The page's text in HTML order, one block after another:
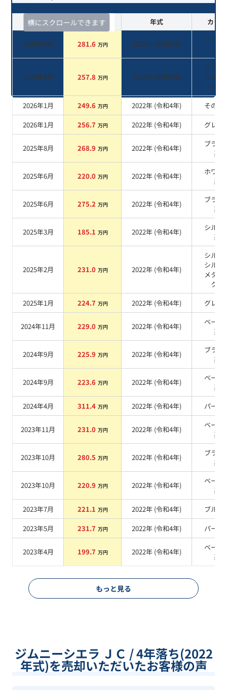
横にスクロールできます
査定時期 セルカ実績 年式 カラー
2026年6月 281.6 万円 2022年 (令和4年)
ベージ
系
2026年4月 257.8 万円 2022年 (令和4年)
ピュア
ワイト
ール
2026年1月
249.6 万円 2022年 (令和4年) その他
2026年1月
256.7 万円 2022年 (令和4年) グレー
2025年8月 268.9 万円 2022年 (令和4年)
ブラウ
系
2025年6月 220.0 万円 2022年 (令和4年)
ホワイ
系
2025年6月 275.2 万円 2022年 (令和4年)
ブラッ
系
2025年3月 185.1 万円 2022年 (令和4年)
シルバ
系
2025年2月 231.0 万円 2022年 (令和4年)
シルキ
シルバ
メタリ
ク
2025年1月
224.7 万円 2022年 (令和4年) グレー
2024年11月 229.0 万円 2022年 (令和4年)
ベージ
系
2024年9月 225.9 万円 2022年 (令和4年)
ブラッ
系
2024年9月 223.6 万円 2022年 (令和4年)
ベージ
系
2024年4月
311.4 万円 2022年 (令和4年) パール
2023年11月 231.0 万円 2022年 (令和4年)
ベージ
系
2023年10月 280.5 万円 2022年 (令和4年)
ブラッ
系
2023年10月 220.9 万円 2022年 (令和4年)
ベージ
系
2023年7月
221.1 万円 2022年 (令和4年) ブルー
2023年5月
231.7 万円 2022年 (令和4年) パール
2023年4月 199.7 万円 2022年 (令和4年)
ベージ
系
もっと見る
ジムニーシエラ ＪＣ / 4年落ち(2022
年式)を売却いただいたお客様の声